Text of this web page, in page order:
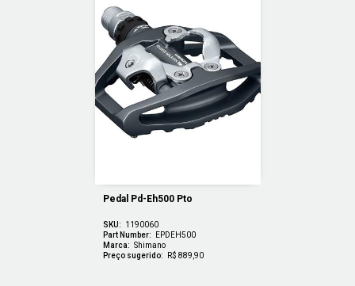
Pedal Pd-Eh500 Pto
SKU:
1190060
Part Number:
EPDEH500
Marca: Shimano
Preço sugerido:
R$ 889,90